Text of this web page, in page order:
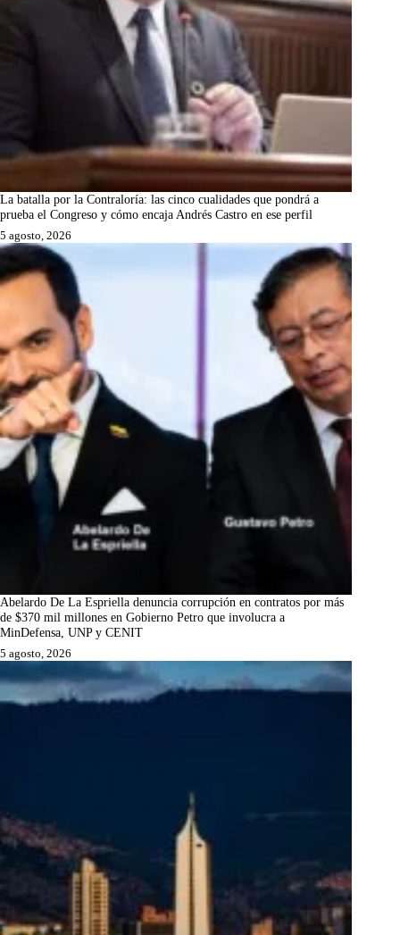
La batalla por la Contraloría: las cinco cualidades que pondrá a
prueba el Congreso y cómo encaja Andrés Castro en ese perfil
5 agosto, 2026
Abelardo De La Espriella denuncia corrupción en contratos por más
de $370 mil millones en Gobierno Petro que involucra a
MinDefensa, UNP y CENIT
5 agosto, 2026